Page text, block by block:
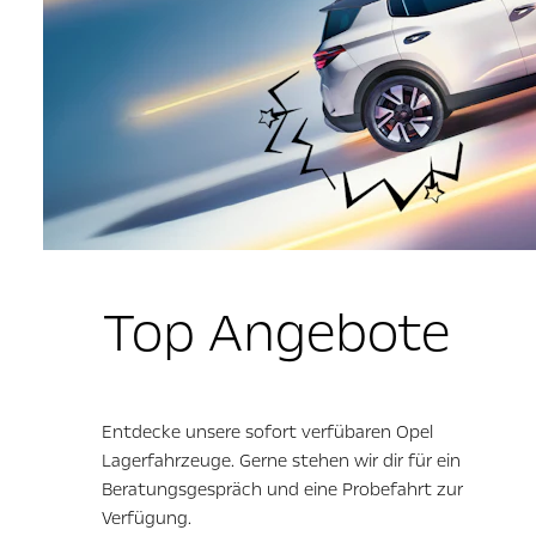
Top Angebote
Entdecke unsere sofort verfübaren Opel
Lagerfahrzeuge. Gerne stehen wir dir für ein
Beratungsgespräch und eine Probefahrt zur
Verfügung.